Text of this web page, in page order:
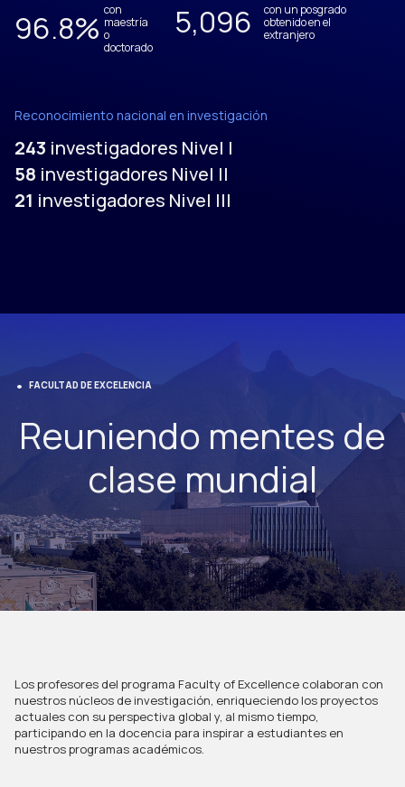
96.8% con
maestría
o
doctorado
5,096
con un posgrado
obtenido en el
extranjero
Reconocimiento nacional en investigación
243 investigadores Nivel I
58 investigadores Nivel II
21 investigadores Nivel III
FACULTAD DE EXCELENCIA
Reuniendo mentes de
clase mundial
Los profesores del programa Faculty of Excellence colaboran con
nuestros núcleos de investigación, enriqueciendo los proyectos
actuales con su perspectiva global y, al mismo tiempo,
participando en la docencia para inspirar a estudiantes en
nuestros programas académicos.